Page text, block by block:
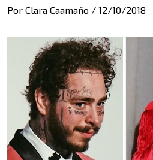
Por Clara Caamaño / 12/10/2018